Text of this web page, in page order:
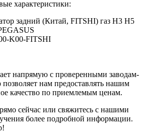
характеристики:
задний (Китай, FITSHI) газ H3 H5
K00-FITSHI
напрямую с проверенными заводам-
нам предоставлять нашим
качество по приемлемым ценам.
сейчас или свяжитесь с нашими
более подробной информации.